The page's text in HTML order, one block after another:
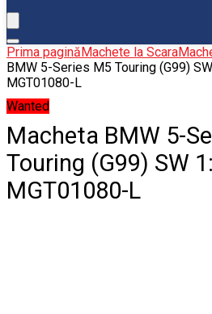
Prima paginăMachete la Scara
BMW 5-Series M5 Touring (G99)
MGT01080-L
Wanted
Macheta BMW 5-
Touring (G99) SW
MGT01080-L